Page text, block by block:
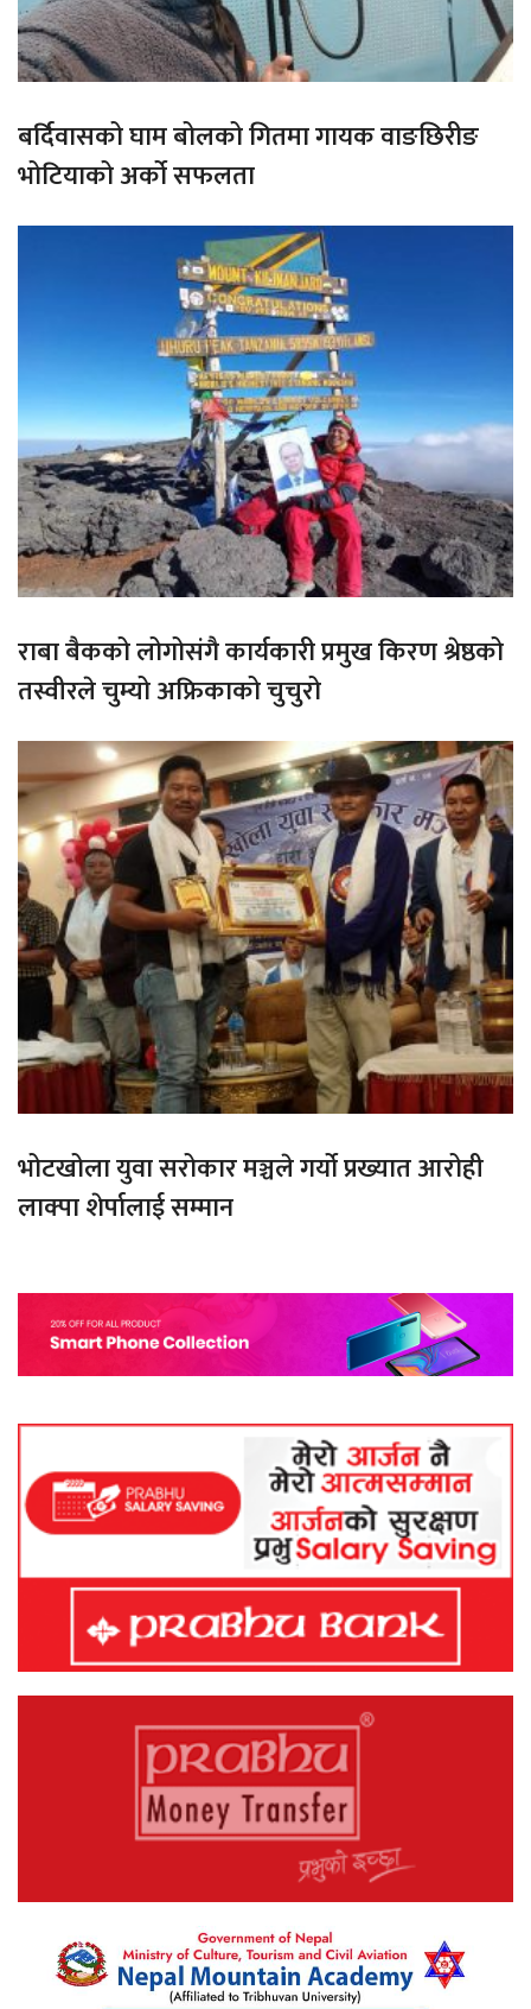
बर्दिवासको घाम बोलको गितमा गायक वाङछिरीङ
भोटियाको अर्को सफलता
राबा बैकको लोगोसंगै कार्यकारी प्रमुख किरण श्रेष्ठको
तस्वीरले चुम्यो अफ्रिकाको चुचुरो
भोटखोला युवा सरोकार मञ्चले गर्यो प्रख्यात आरोही
लाक्पा शेर्पालाई सम्मान